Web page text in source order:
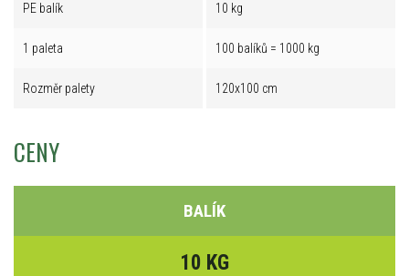
PE balík 10 kg
1 paleta 100 balíků = 1000 kg
Rozměr palety 120x100 cm
CENY
BALÍK
10 KG